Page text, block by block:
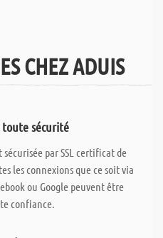
CHEZ ADUIS
sécurité
sécurisée par SSL certificat de
les connexions que ce soit via
ou Google peuvent être
confiance.